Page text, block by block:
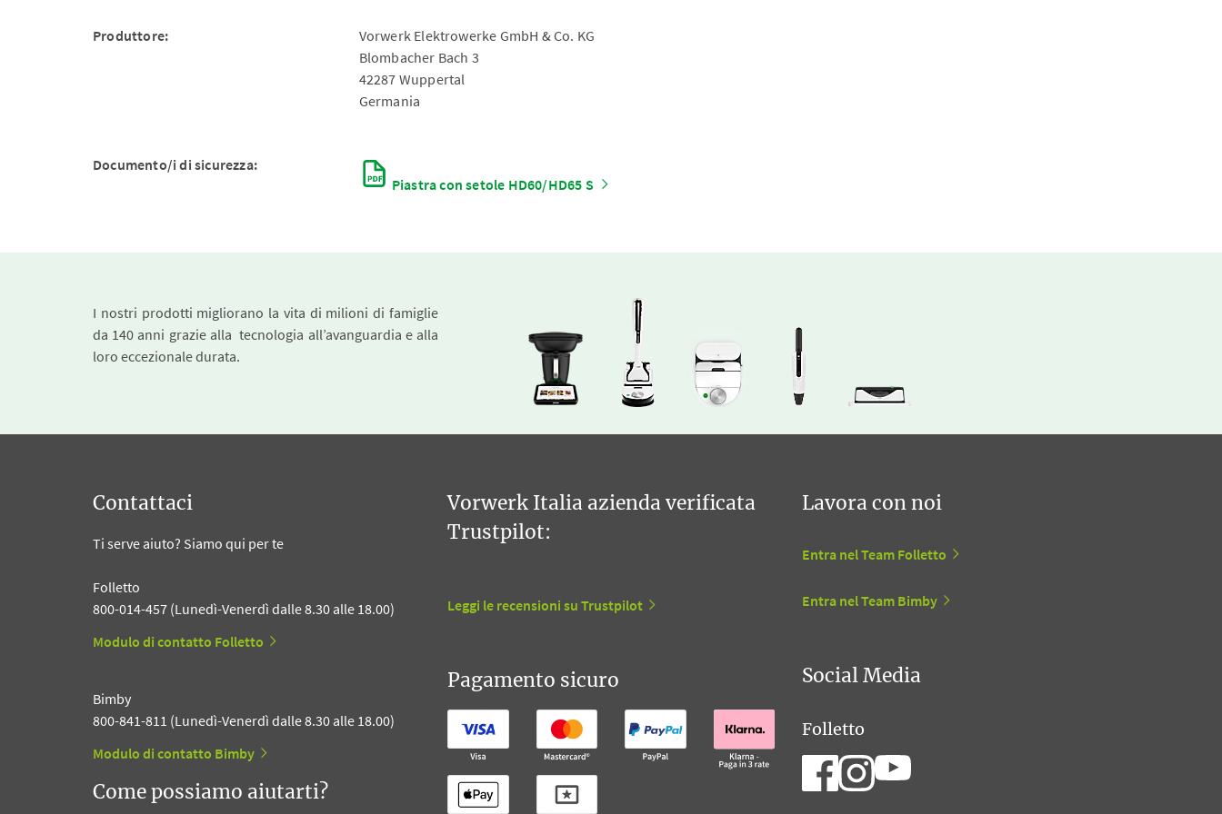
Produttore:
Vorwerk Elektrowerke GmbH & Co. KG
Blombacher Bach 3
42287 Wuppertal
Germania
Documento/i di sicurezza:
Piastra con setole HD60/HD65 S
I nostri prodotti migliorano la vita di milioni di famiglie
da 140 anni grazie alla tecnologia all’avanguardia e alla
loro eccezionale durata.
Contattaci
Ti serve aiuto? Siamo qui per te
Folletto
800-014-457 (Lunedì-Venerdì dalle 8.30 alle 18.00)
Modulo di contatto Folletto
Bimby
800-841-811 (Lunedì-Venerdì dalle 8.30 alle 18.00)
Modulo di contatto Bimby
Come possiamo aiutarti?
Vorwerk Italia azienda verificata
Trustpilot:
Leggi le recensioni su Trustpilot
Pagamento sicuro
Lavora con noi
Entra nel Team Folletto
Entra nel Team Bimby
Social Media
Folletto